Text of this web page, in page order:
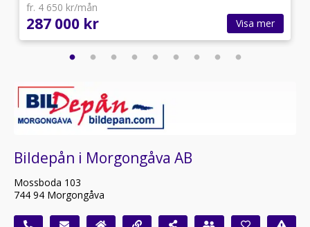
fr. 4 650 kr/mån
287 000 kr Visa mer
Bildepån i Morgongåva AB
Mossboda 103
744 94 Morgongåva